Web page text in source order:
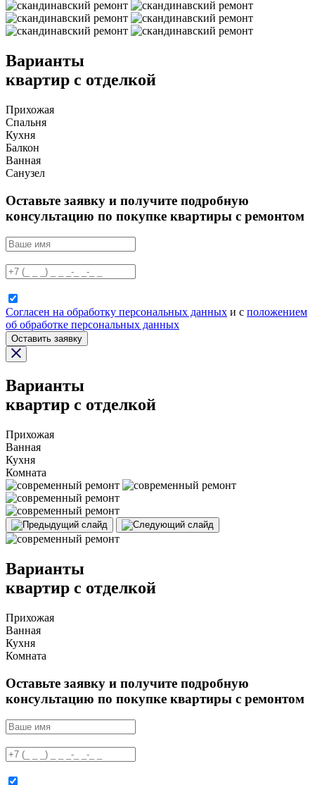
Варианты
квартир с отделкой
Прихожая
Спальня
Кухня
Балкон
Ванная
Санузел
Оставьте заявку и получите подробную
консультацию по покупке квартиры с ремонтом
Согласен на обработку персональных данных и с положением
об обработке персональных данных
Оставить заявку
Варианты
квартир с отделкой
Прихожая
Ванная
Кухня
Комната
Варианты
квартир с отделкой
Прихожая
Ванная
Кухня
Комната
Оставьте заявку и получите подробную
консультацию по покупке квартиры с ремонтом